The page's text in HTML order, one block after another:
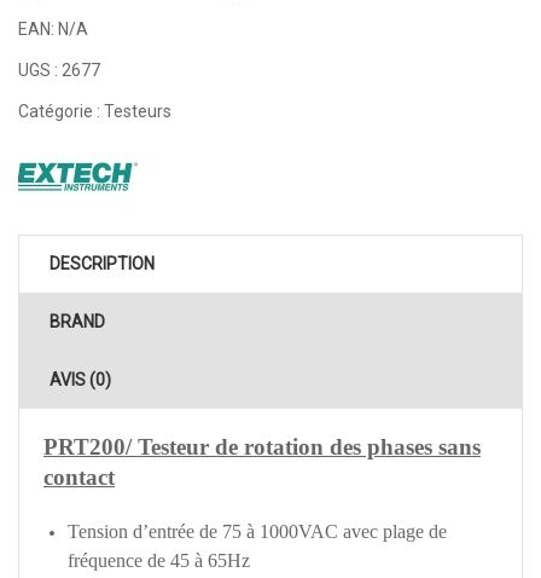
EAN: N/A
UGS : 2677
Catégorie : Testeurs
DESCRIPTION
BRAND
AVIS (0)
PRT200/ Testeur de rotation des phases sans
contact
Tension d’entrée de 75 à 1000VAC avec plage de
fréquence de 45 à 65Hz